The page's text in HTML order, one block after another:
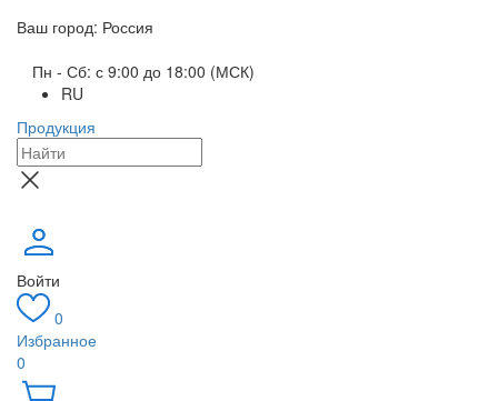
Ваш город: Россия
Пн - Сб: с 9:00 до 18:00 (МСК)
RU
Продукция
Войти
0
Избранное
0